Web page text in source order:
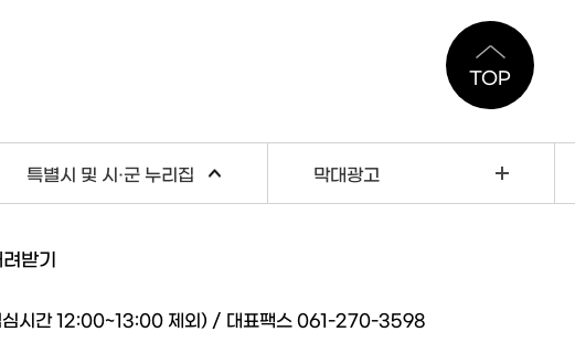
TOP
특별시 및 시·군 누리집 막대광고
받기
심시간 12:00~13:00 제외) / 대표팩스 061-270-3598